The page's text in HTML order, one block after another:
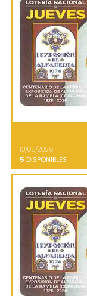
13/08/2026
5 DISPONIBLES